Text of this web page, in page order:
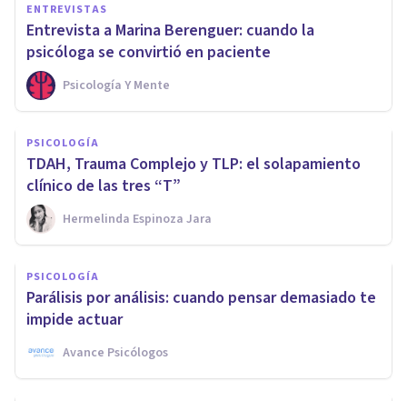
ENTREVISTAS
Entrevista a Marina Berenguer: cuando la
psicóloga se convirtió en paciente
Psicología Y Mente
PSICOLOGÍA
TDAH, Trauma Complejo y TLP: el solapamiento
clínico de las tres “T”
Hermelinda Espinoza Jara
PSICOLOGÍA
Parálisis por análisis: cuando pensar demasiado te
impide actuar
Avance Psicólogos